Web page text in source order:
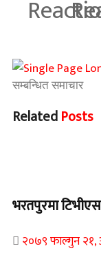
सम्बन्धित समाचार
RelatedPosts
भरतपुरमा
२०७९ फाल्गुन